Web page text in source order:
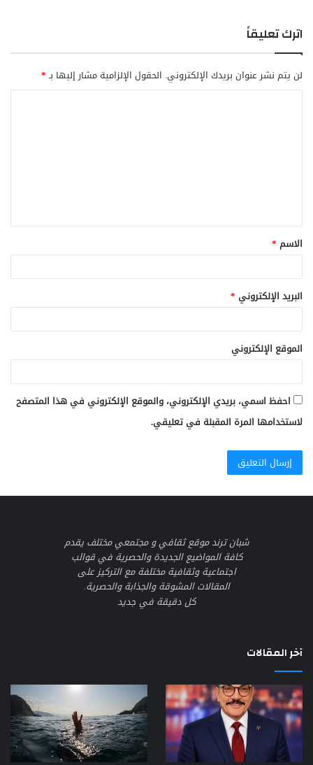
اترك تعليقاً
لن يتم نشر عنوان بريدك الإلكتروني. الحقول الإلزامية مشار إليها بـ*
ق
*
الاسم *
البريد الإلكتروني *
الموقع الإلكتروني
احفظ اسمي، بريدي الإلكتروني، والموقع الإلكتروني في هذا المتصفح
لاستخدامها المرة المقبلة في تعليقي.
شبان ترند موقع ثقافي و مجتمعي مختلف يقدم
كافة المواضيع الجديدة والحصرية في قوالب
اجتماعية وثقافية مختلفة مع التركيز على
المقالات المشوقة والجذابة والحصرية.
كل دقيقة في جديد
آخر المقالات